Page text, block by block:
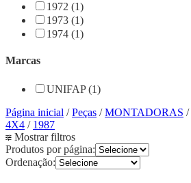
1972 (1)
1973 (1)
1974 (1)
Marcas
UNIFAP (1)
Página inicial /Peças /MONTADORAS /
4X4 / 1987
Mostrar filtros
Produtos por página:
Ordenação: